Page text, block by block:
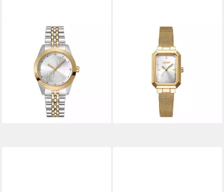
Quarzuhr Parsons Logo
DK1L060M0065,
Armbanduhr, Damenuhr,
Edelstahlarmband, analog
ab 152,38 €
lieferbar - in 1-2 Werktagen bei dir
Quarzuhr Uptown Midi
DK1L076M0135,
Armbanduhr, Damenuhr,
Edelstahlarmband, analog
ab 133,74 €
lieferbar - in 1-2 Werktagen bei dir